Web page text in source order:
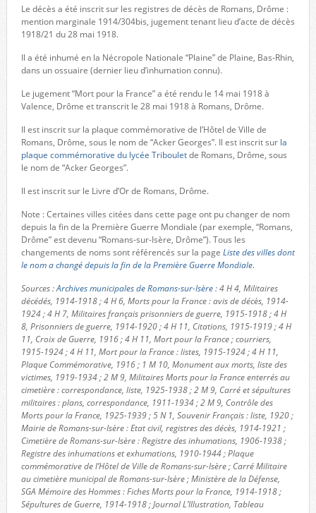
Le décès a été inscrit sur les registres de décès de Romans, Drôme :
mention marginale 1914/304bis, jugement tenant lieu d’acte de décès
1918/21 du 28 mai 1918.
Il a été inhumé en la Nécropole Nationale “Plaine” de Plaine, Bas-Rhin,
dans un ossuaire (dernier lieu d’inhumation connu).
Le jugement “Mort pour la France” a été rendu le 14 mai 1918 à
Valence, Drôme et transcrit le 28 mai 1918 à Romans, Drôme.
Il est inscrit sur la plaque commémorative de l’Hôtel de Ville de
Romans, Drôme, sous le nom de “Acker Georges”. Il est inscrit sur la
plaque commémorative du lycée Tribouletde Romans, Drôme, sous
le nom de “Acker Georges”.
Il est inscrit sur le Livre d’Or de Romans, Drôme.
Note : Certaines villes citées dans cette page ont pu changer de nom
depuis la fin de la Première Guerre Mondiale (par exemple, “Romans,
Drôme” est devenu “Romans-sur-Isère, Drôme”). Tous les
changements de noms sont référencés sur la page Liste des villes dont
le nom a changé depuis la fin de la Première Guerre Mondiale.
Sources :Archives municipales de Romans-sur-Isère: 4 H 4, Militaires
décédés, 1914-1918 ; 4 H 6, Morts pour la France : avis de décès, 1914-
1924 ; 4 H 7, Militaires français prisonniers de guerre, 1915-1918 ; 4 H
8, Prisonniers de guerre, 1914-1920 ; 4 H 11, Citations, 1915-1919 ; 4 H
11, Croix de Guerre, 1916 ; 4 H 11, Mort pour la France ; courriers,
1915-1924 ; 4 H 11, Mort pour la France : listes, 1915-1924 ; 4 H 11,
Plaque Commémorative, 1916 ; 1 M 10, Monument aux morts, liste des
victimes, 1919-1934 ; 2 M 9, Militaires Morts pour la France enterrés au
cimetière : correspondance, liste, 1925-1938 ; 2 M 9, Carré et sépultures
militaires : plans, correspondance, 1911-1934 ; 2 M 9, Contrôle des
Morts pour la France, 1925-1939 ; 5 N 1, Souvenir Français : liste, 1920 ;
Mairie de Romans-sur-Isère : Etat civil, registres des décès, 1914-1921 ;
Cimetière de Romans-sur-Isère : Registre des inhumations, 1906-1938 ;
Registre des inhumations et exhumations, 1910-1944 ; Plaque
commémorative de l’Hôtel de Ville de Romans-sur-Isère ; Carré Militaire
au cimetière municipal de Romans-sur-Isère ; Ministère de la Défense,
SGA Mémoire des Hommes : Fiches Morts pour la France, 1914-1918 ;
Sépultures de Guerre, 1914-1918 ; Journal L’Illustration, Tableau